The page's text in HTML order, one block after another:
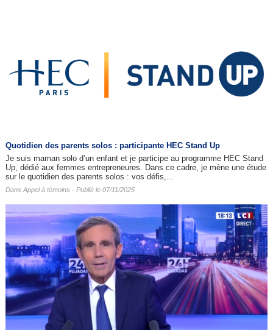
Quotidien des parents solos : participante HEC Stand Up
Je suis maman solo d’un enfant et je participe au programme HEC Stand
Up, dédié aux femmes entrepreneures. Dans ce cadre, je mène une étude
sur le quotidien des parents solos : vos défis,...
Dans Appel à témoins - Publié le 07/11/2025